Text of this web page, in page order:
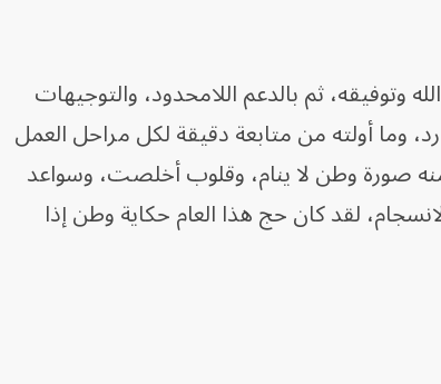
ثم بالدعم اللامحدود، والتوجيهات
وما أولته من متابعة دقيقة لكل مراحل العمل
صورة وطن لا ينام، وقلوب أخلصت، وسواعد
لقد كان حج هذا العام حكاية وطن إذا